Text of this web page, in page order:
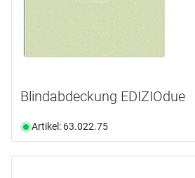
Blindabdeckung EDIZIOdue
Artikel: 63.022.75